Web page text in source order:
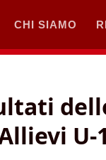
CHI SIAMO
U-